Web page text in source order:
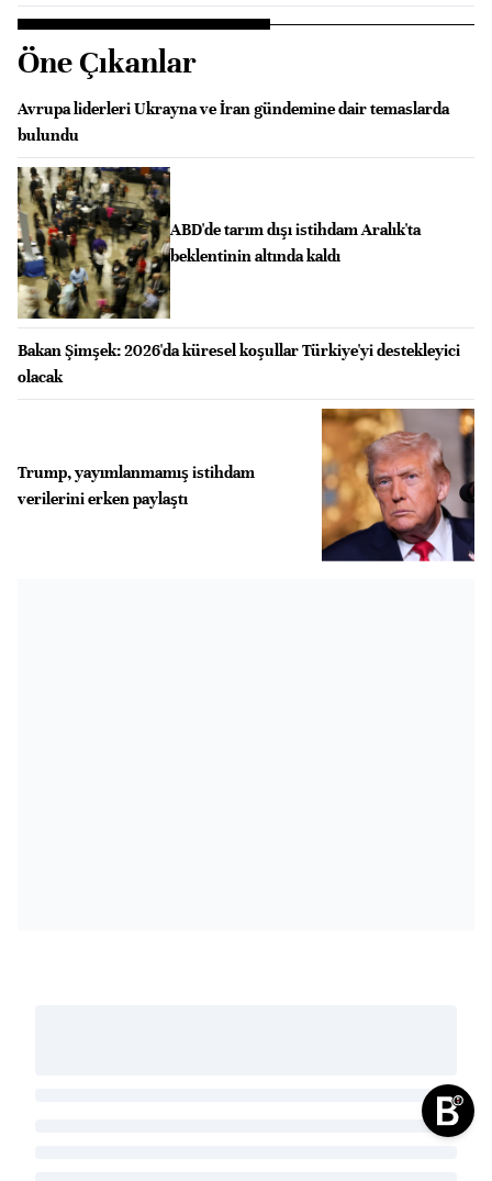
Öne Çıkanlar
Avrupa liderleri Ukrayna ve İran gündemine dair temaslarda
bulundu
ABD'de tarım dışı istihdam Aralık'ta
beklentinin altında kaldı
Bakan Şimşek: 2026'da küresel koşullar Türkiye'yi destekleyici
olacak
Trump, yayımlanmamış istihdam
verilerini erken paylaştı